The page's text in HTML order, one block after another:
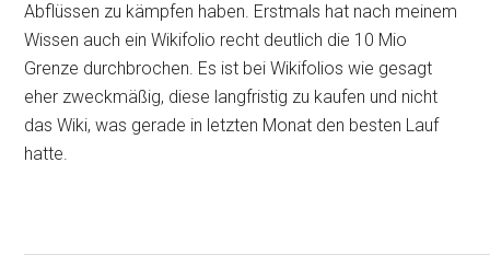
Abflüssen zu kämpfen haben. Erstmals hat nach meinem
Wissen auch ein Wikifolio recht deutlich die 10 Mio
Grenze durchbrochen. Es ist bei Wikifolios wie gesagt
eher zweckmäßig, diese langfristig zu kaufen und nicht
das Wiki, was gerade in letzten Monat den besten Lauf
hatte.